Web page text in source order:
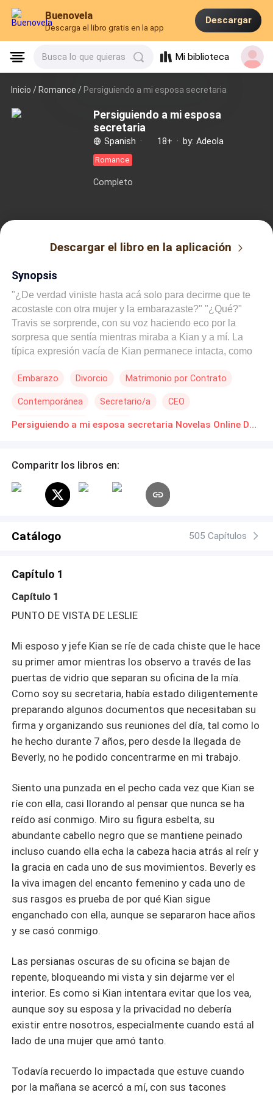
Buenovela
Descarga el libro gratis en la app
Descargar
Busca lo que quieras Mi biblioteca
Inicio /Romance / Persiguiendo a mi esposa secretaria
Persiguiendo a mi esposa
secretaria
Spanish · 18+ · by: Adeola
Romance
Completo
Descargar el libro en la aplicación
Synopsis
"¿De verdad viniste hasta acá solo para decirme que te
acostaste con otra mujer y la embarazaste?" "¿Qué?"
Travis se sorprende, con su voz haciendo eco por la
sorpresa que sentía mientras miraba a Kian y a mí. La
típica expresión vacía de Kian permanece intacta, como
hablemos de esto aquí, Leslie. Sabes que no puedo
vinieras. ¿Sabes qué? Nunca debiste venir aquí.
Deberías haberte quedado con ella, ya que ahora la
con su altura y complexión musculosa. "¿Qué significa
pensarlo. No había planeado nada de esto, pero no me
importaba, porque pienso abiertamente que esto es lo
abren de par en par, incapaz de contener la sorpresa ante
su expresión fría. "Tanto los papeles del divorcio como mi
recuperarse de su sorpresa, y sin esperar su respuesta,
me dirijo a Travis, que seguía atónito. "Llévame a casa,
Embarazo Divorcio Matrimonio por Contrato
Contemporánea Secretario/a CEO
Romance oscuro Drama Persiguiendo a mi esposa secretaria Novelas Online Descarga gratuita de PDF
Comparitr los libros en:
Catálogo 505 Capítulos
Capítulo 1
Capítulo 1
PUNTO DE VISTA DE LESLIE
Mi esposo y jefe Kian se ríe de cada chiste que le hace
su primer amor mientras los observo a través de las
puertas de vidrio que separan su oficina de la mía.
Como soy su secretaria, había estado diligentemente
preparando algunos documentos que necesitaban su
firma y organizando sus reuniones del día, tal como lo
he hecho durante 7 años, pero desde la llegada de
Beverly, no he podido concentrarme en mi trabajo.
Siento una punzada en el pecho cada vez que Kian se
ríe con ella, casi llorando al pensar que nunca se ha
reído así conmigo. Miro su figura esbelta, su
abundante cabello negro que se mantiene peinado
incluso cuando ella echa la cabeza hacia atrás al reír y
la gracia en cada uno de sus movimientos. Beverly es
la viva imagen del encanto femenino y cada uno de
sus rasgos es prueba de por qué Kian sigue
enganchado con ella, aunque se separaron hace años
y se casó conmigo.
Las persianas oscuras de su oficina se bajan de
repente, bloqueando mi vista y sin dejarme ver el
interior. Es como si Kian intentara evitar que los vea,
aunque soy su esposa y la privacidad no debería
existir entre nosotros, especialmente cuando está al
lado de una mujer que amó tanto.
Todavía recuerdo lo impactada que estuve cuando
por la mañana se acercó a mí, con sus tacones